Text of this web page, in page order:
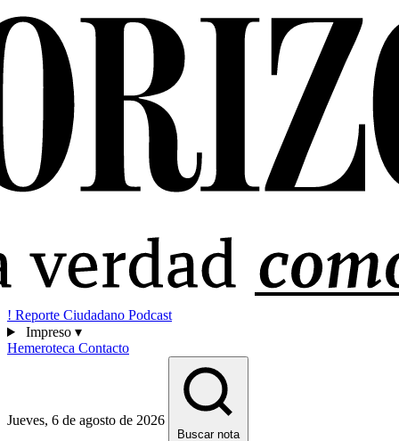
! Reporte Ciudadano Podcast
Impreso ▾
Hemeroteca Contacto
Jueves, 6 de agosto de 2026
Buscar nota